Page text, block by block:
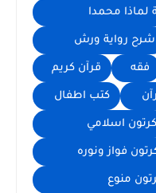
محمدا
شرح رواية ورش
فقه قرآن كريم
كتب اطفال
كرتون اسلامي
فواز ونوره
منوع